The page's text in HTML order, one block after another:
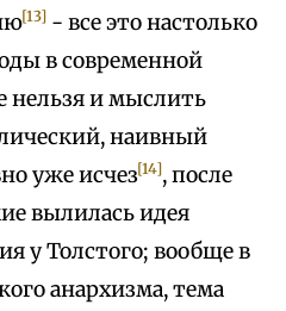
[13] - все это настолько
в современной
нельзя и мыслить
наивный
уже исчез[14], после
вылилась идея
у Толстого; вообще в
анархизма, тема